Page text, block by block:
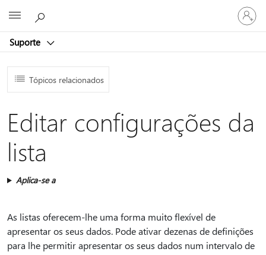
Suporte
Entre
em
sua
Tópicos relacionados
Editar configurações da
lista
Aplica-se a
As listas oferecem-lhe uma forma muito flexível de
apresentar os seus dados. Pode ativar dezenas de definições
para lhe permitir apresentar os seus dados num intervalo de